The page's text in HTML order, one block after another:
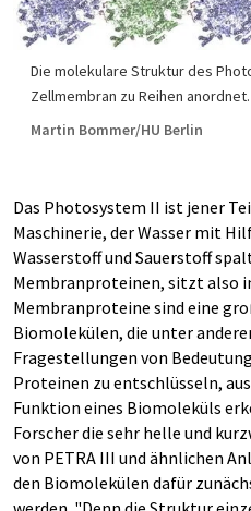
Die molekulare Struktur des
Zellmembran zu Reihen anordnet.
Martin Bommer/HU Berlin
Das Photosystem II ist jener
Maschinerie, der Wasser mit
Wasserstoff und Sauerstoff
Membranproteinen, sitzt also
Membranproteine sind eine
Biomolekülen, die unter
Fragestellungen von
Proteinen zu entschlüsseln,
Funktion eines Biomoleküls
Forscher die sehr helle und
von PETRA III und ähnlichen
den Biomolekülen dafür